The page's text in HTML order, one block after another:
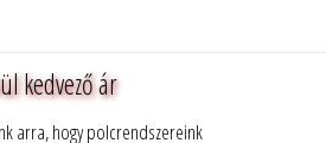
kedvező ár
arra, hogy polcrendszereink